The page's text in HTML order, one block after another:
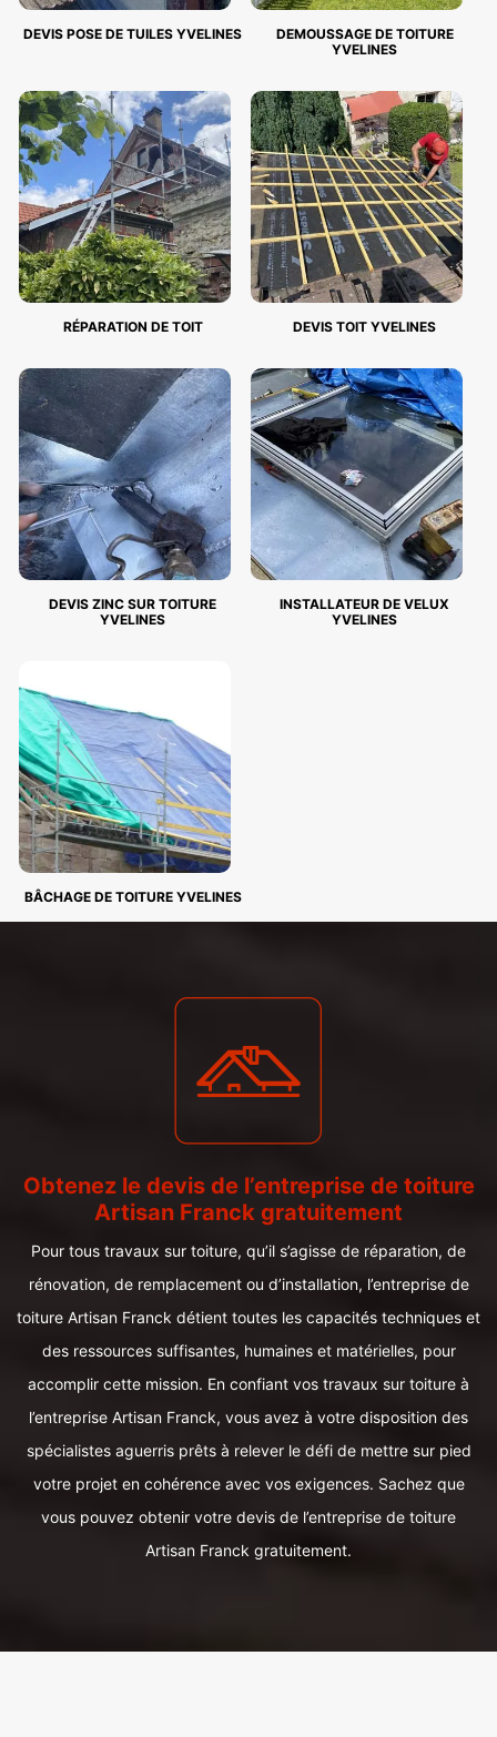
DEVIS POSE DE TUILES YVELINES
DEMOUSSAGE DE TOITURE
YVELINES
RÉPARATION DE TOIT DEVIS TOIT YVELINES
DEVIS ZINC SUR TOITURE
YVELINES
INSTALLATEUR DE VELUX
YVELINES
BÂCHAGE DE TOITURE YVELINES
Obtenez le devis de l’entreprise de toiture
Artisan Franck gratuitement
Pour tous travaux sur toiture, qu’il s’agisse de réparation, de
rénovation, de remplacement ou d’installation, l’entreprise de
toiture Artisan Franck détient toutes les capacités techniques et
des ressources suffisantes, humaines et matérielles, pour
accomplir cette mission. En confiant vos travaux sur toiture à
l’entreprise Artisan Franck, vous avez à votre disposition des
spécialistes aguerris prêts à relever le défi de mettre sur pied
votre projet en cohérence avec vos exigences. Sachez que
vous pouvez obtenir votre devis de l’entreprise de toiture
Artisan Franck gratuitement.